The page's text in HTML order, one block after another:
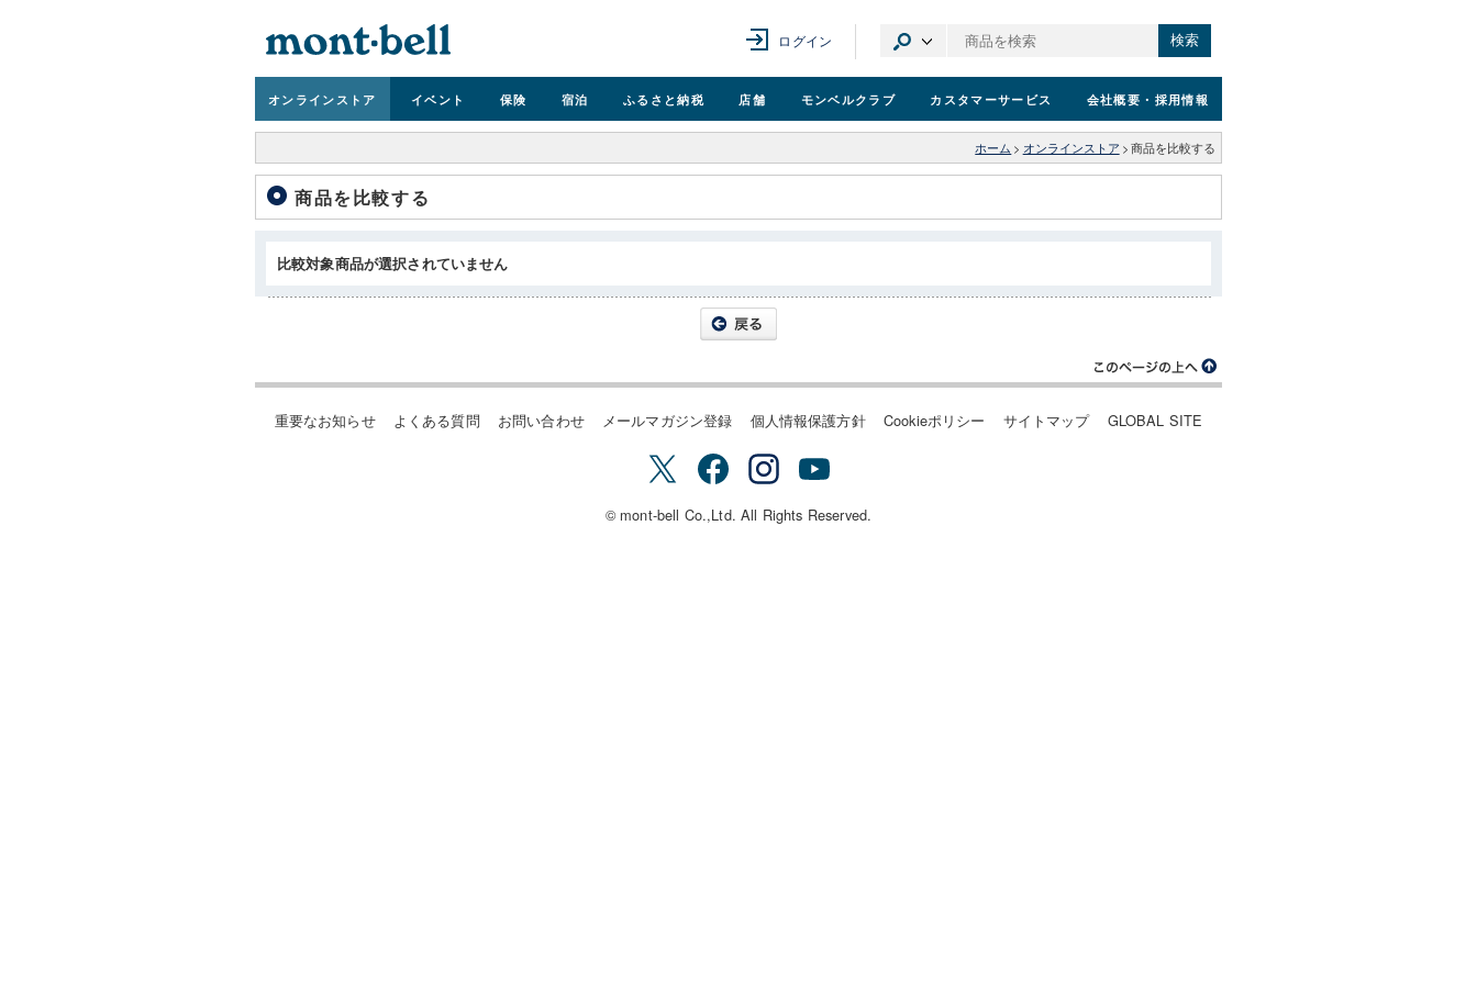
ログイン 検索
オンラインストア イベント 保険 宿泊 ふるさと納税 店舗 モンベルクラブ カスタマーサービス 会社概要 ・採用情報
ホーム > オンラインストア > 商品を比較する
商品を比較する
比較対象商品が選択されていません
重要なお知らせ よくある質問 お問い合わせ メールマガジン登録 個人情報保護方針 Cookieポリシー サイトマップ GLOBAL SITE
© mont-bell Co.,Ltd. All Rights Reserved.